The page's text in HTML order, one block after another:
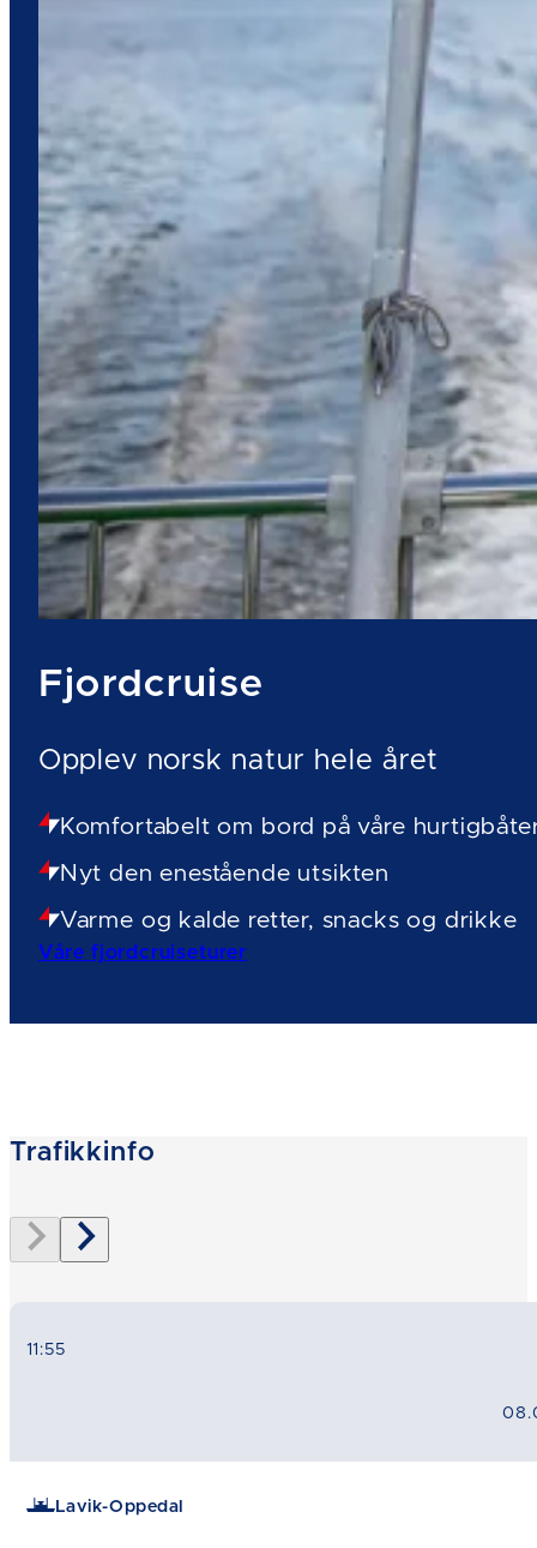
Fjordcruise
Opplev norsk natur hele året
Komfortabelt om bord på våre
Nyt den enestående utsikten
Varme og kalde retter, snacks og drikke
Våre fjordcruiseturer
Trafikkinfo
11:55
Lavik-Oppedal